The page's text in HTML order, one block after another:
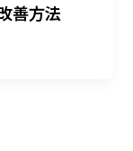
善方法